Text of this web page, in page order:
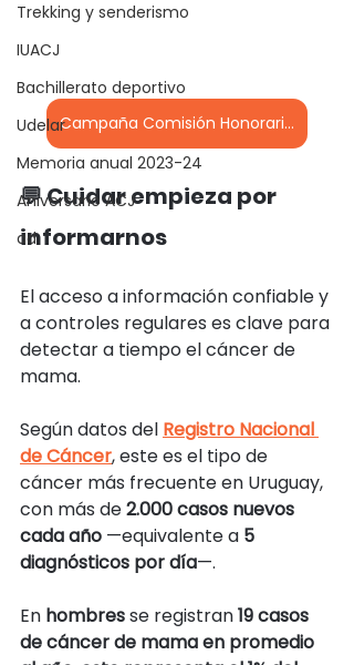
Trekking y senderismo
IUACJ
Bachillerato deportivo
Udelar
Memoria anual 2023-24
Aniversario ACJ
ad
Campaña Comisión Honoraria de Lucha contra el Cáncer
💬 Cuidar empieza por
informarnos
El acceso a información confiable y
a controles regulares es clave para
detectar a tiempo el cáncer de
mama.
Según datos del Registro Nacional
de Cáncer, este es el tipo de
cáncer más frecuente en Uruguay,
con más de 2.000 casos nuevos
cada año —equivalente a 5
diagnósticos por día—.
En hombres se registran 19 casos
de cáncer de mama en promedio